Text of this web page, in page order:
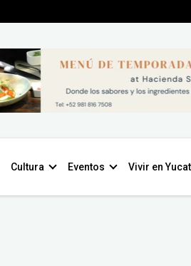
Cultura Eventos Vivir en